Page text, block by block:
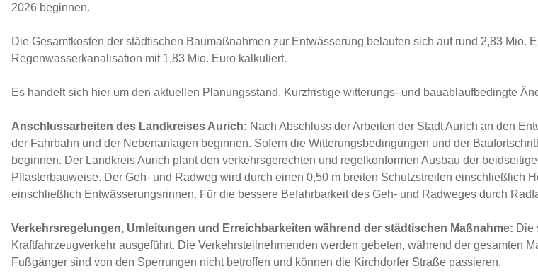
2026 beginnen.
Die Gesamtkosten der städtischen Baumaßnahmen zur Entwässerung belaufen sich auf rund 2,83
Regenwasserkanalisation mit 1,83 Mio. Euro kalkuliert.
Es handelt sich hier um den aktuellen Planungsstand. Kurzfristige witterungs- und bauablaufbedingte
Anschlussarbeiten des Landkreises Aurich: Nach Abschluss der Arbeiten der Stadt Aurich an den
der Fahrbahn und der Nebenanlagen beginnen. Sofern die Witterungsbedingungen und der
beginnen. Der Landkreis Aurich plant den verkehrsgerechten und regelkonformen Ausbau der
Pflasterbauweise. Der Geh- und Radweg wird durch einen 0,50 m breiten Schutzstreifen einschließlich
einschließlich Entwässerungsrinnen. Für die bessere Befahrbarkeit des Geh- und Radweges durch
Verkehrsregelungen, Umleitungen und Erreichbarkeiten während der städtischen Maßnahme: Die
Kraftfahrzeugverkehr ausgeführt. Die Verkehrsteilnehmenden werden gebeten, während der gesamten
Fußgänger sind von den Sperrungen nicht betroffen und können die Kirchdorfer Straße passieren.